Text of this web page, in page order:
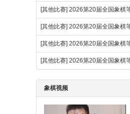
[其他比赛] 2026第20届全国象棋
[其他比赛] 2026第20届全国象棋
[其他比赛] 2026第20届全国象棋
[其他比赛] 2026第20届全国象棋
象棋视频